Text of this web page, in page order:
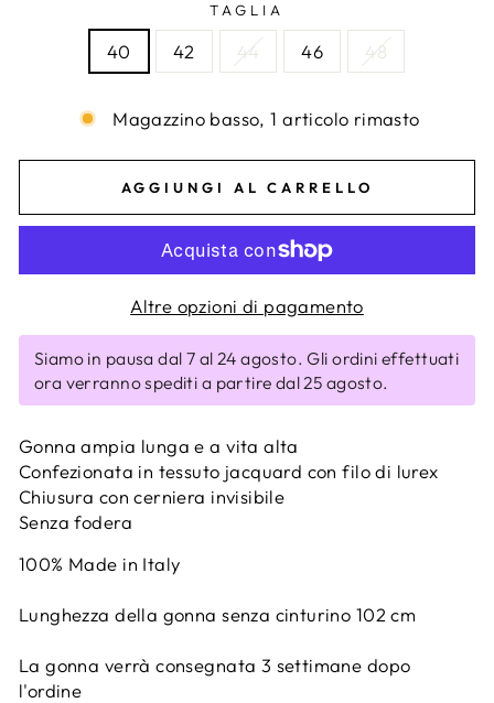
TAGLIA
40 42 44 46 48
Magazzino basso, 1 articolo rimasto
AGGIUNGI AL CARRELLO
Altre opzioni di pagamento
Siamo in pausa dal 7 al 24 agosto. Gli ordini effettuati
ora verranno spediti a partire dal 25 agosto.
Gonna ampia lunga e a vita alta
Confezionata in tessuto jacquard con filo di lurex
Chiusura con cerniera invisibile
Senza fodera
100% Made in Italy
Lunghezza della gonna senza cinturino 102 cm
La gonna verrà consegnata 3 settimane dopo
l'ordine